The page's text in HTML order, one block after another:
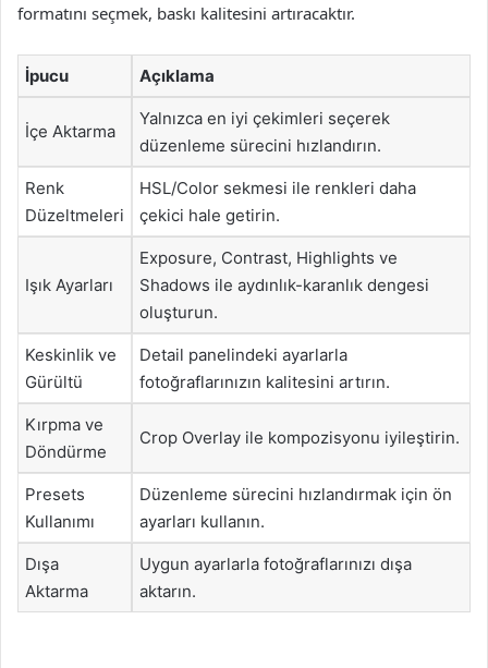
formatını seçmek, baskı kalitesini artıracaktır.
İpucu Açıklama
İçe Aktarma
Yalnızca en iyi çekimleri seçerek
düzenleme sürecini hızlandırın.
Renk
Düzeltmeleri
HSL/Color sekmesi ile renkleri daha
çekici hale getirin.
Işık Ayarları
Exposure, Contrast, Highlights ve
Shadows ile aydınlık-karanlık dengesi
oluşturun.
Keskinlik ve
Gürültü
Detail panelindeki ayarlarla
fotoğraflarınızın kalitesini artırın.
Kırpma ve
Döndürme
Crop Overlay ile kompozisyonu iyileştirin.
Presets
Kullanımı
Düzenleme sürecini hızlandırmak için ön
ayarları kullanın.
Dışa
Aktarma
Uygun ayarlarla fotoğraflarınızı dışa
aktarın.